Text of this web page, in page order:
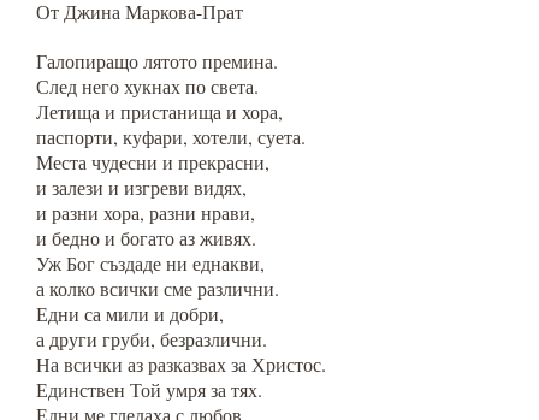
От Джина Маркова-Прат
Галопиращо лятото премина.
След него хукнах по света.
Летища и пристанища и хора,
паспорти, куфари, хотели, суета.
Места чудесни и прекрасни,
и залези и изгреви видях,
и разни хора, разни нрави,
и бедно и богато аз живях.
Уж Бог създаде ни еднакви,
а колко всички сме различни.
Едни са мили и добри,
а други груби, безразлични.
На всички аз разказвах за Христос.
Единствен Той умря за тях.
Едни ме гледаха с любов,